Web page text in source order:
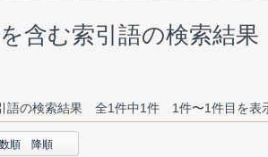
含む索引語の検索結果
語の検索結果 全1件中1件 1件〜1件目を表
順 降順